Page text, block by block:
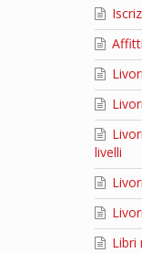
livelli
Libri